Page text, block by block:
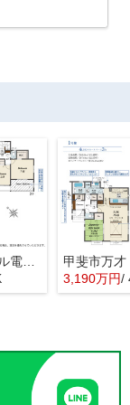
甲斐市万才 オール電化新築戸建 全3棟 2号棟 南西道路
3,190万円/